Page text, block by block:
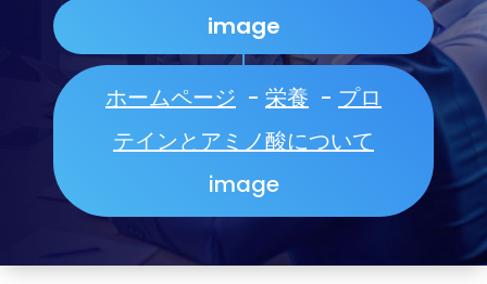
image
ホームページ - 栄養 - プロ
テインとアミノ酸について
image